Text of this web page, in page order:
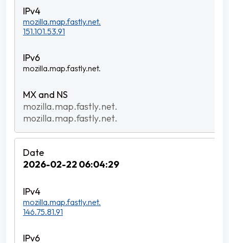
mozilla.map.fastly.net.
151.101.53.91
mozilla.map.fastly.net.
mozilla.map.fastly.net.
mozilla.map.fastly.net.
2026-02-22 06:04:29
mozilla.map.fastly.net.
146.75.81.91